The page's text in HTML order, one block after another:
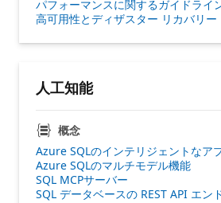
パフォーマンスに関するガイドライ
高可用性とディザスター リカバリー
人工知能
概念
Azure SQLのインテリジェントなア
Azure SQLのマルチモデル機能
SQL MCPサーバー
SQL データベースの REST API エン